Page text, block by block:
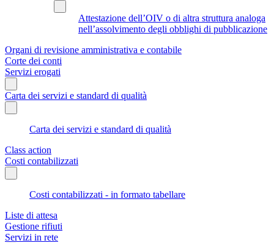
Attestazione dell’OIV o di altra struttura analoga
nell’assolvimento degli obblighi di pubblicazione
Organi di revisione amministrativa e contabile
Corte dei conti
Servizi erogati
Carta dei servizi e standard di qualità
Carta dei servizi e standard di qualità
Class action
Costi contabilizzati
Costi contabilizzati - in formato tabellare
Liste di attesa
Gestione rifiuti
Servizi in rete